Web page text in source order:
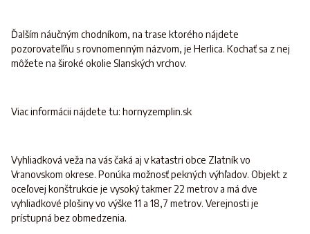
Ďalším náučným chodníkom, na trase ktorého nájdete
pozorovateľňu s rovnomenným názvom, je Herlica. Kochať sa z nej
môžete na široké okolie Slanských vrchov.
Viac informácii nájdete tu: hornyzemplin.sk
Vyhliadková veža na vás čaká aj v katastri obce Zlatník vo
Vranovskom okrese. Ponúka možnosť pekných výhľadov. Objekt z
oceľovej konštrukcie je vysoký takmer 22 metrov a má dve
vyhliadkové plošiny vo výške 11 a 18,7 metrov. Verejnosti je
prístupná bez obmedzenia.